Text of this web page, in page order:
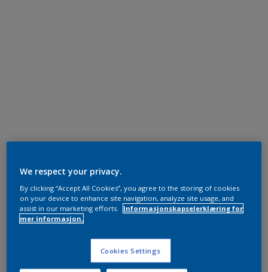
We respect your privacy.
By clicking “Accept All Cookies”, you agree to the storing of cookies
on your device to enhance site navigation, analyze site usage, and
assist in our marketing efforts.
Informasjonskapselerklæring for
mer informasjon.
Cookies Settings